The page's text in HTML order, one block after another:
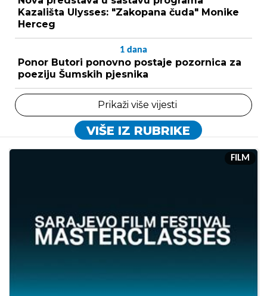
Kazališta Ulysses: "Zakopana čuda" Monike
Herceg
1 dana
Ponor Butori ponovno postaje pozornica za
poeziju Šumskih pjesnika
Prikaži više vijesti
VIŠE IZ RUBRIKE
FILM